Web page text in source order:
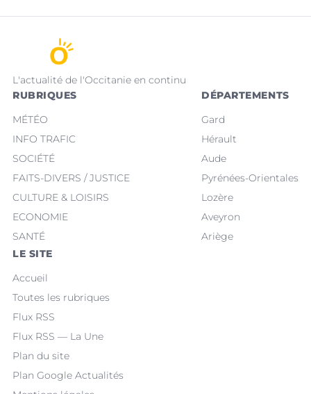
L'actualité de l'Occitanie en continu
RUBRIQUES
MÉTÉO
INFO TRAFIC
SOCIÉTÉ
FAITS-DIVERS / JUSTICE
CULTURE & LOISIRS
ECONOMIE
SANTÉ
DÉPARTEMENTS
Gard
Hérault
Aude
Pyrénées-Orientales
Lozère
Aveyron
Ariège
LE SITE
Accueil
Toutes les rubriques
Flux RSS
Flux RSS — La Une
Plan du site
Plan Google Actualités